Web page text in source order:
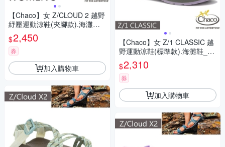
【Chaco】女 Z/CLOUD 2 越野
紓壓運動涼鞋(夾腳款).海灘鞋_
CH-ZLW02-HJ03 濛濛玫瑰
$2,450
券
加入購物車
【Chaco】女 Z/1 CLASSIC 越
野運動涼鞋(標準款).海灘鞋_C
H-ZCW01-HK02 粉橘冰沙
$2,310
券
加入購物車